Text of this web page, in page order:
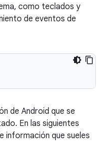
como teclados y
de eventos de
de Android que se
En las siguientes
información que sueles